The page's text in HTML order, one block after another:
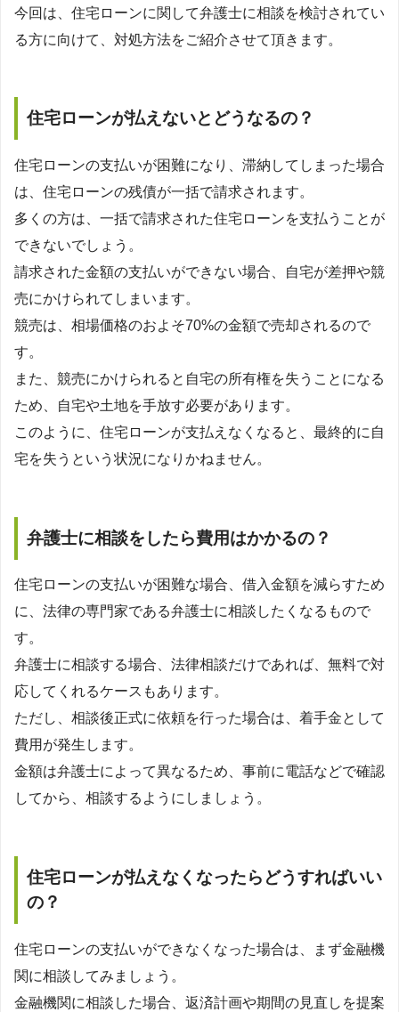
今回は、住宅ローンに関して弁護士に相談を検討されてい
る方に向けて、対処方法をご紹介させて頂きます。
住宅ローンが払えないとどうなるの？
住宅ローンの支払いが困難になり、滞納してしまった場合
は、住宅ローンの残債が一括で請求されます。
多くの方は、一括で請求された住宅ローンを支払うことが
できないでしょう。
請求された金額の支払いができない場合、自宅が差押や競
売にかけられてしまいます。
競売は、相場価格のおよそ70%の金額で売却されるので
す。
また、競売にかけられると自宅の所有権を失うことになる
ため、自宅や土地を手放す必要があります。
このように、住宅ローンが支払えなくなると、最終的に自
宅を失うという状況になりかねません。
弁護士に相談をしたら費用はかかるの？
住宅ローンの支払いが困難な場合、借入金額を減らすため
に、法律の専門家である弁護士に相談したくなるもので
す。
弁護士に相談する場合、法律相談だけであれば、無料で対
応してくれるケースもあります。
ただし、相談後正式に依頼を行った場合は、着手金として
費用が発生します。
金額は弁護士によって異なるため、事前に電話などで確認
してから、相談するようにしましょう。
住宅ローンが払えなくなったらどうすればいい
の？
住宅ローンの支払いができなくなった場合は、まず金融機
関に相談してみましょう。
金融機関に相談した場合、返済計画や期間の見直しを提案